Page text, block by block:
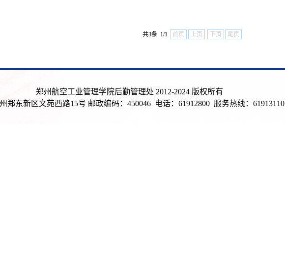
共3条 1/1 首页 上页 下页 尾页
郑州航空工业管理学院后勤管理处 2012-2024 版权所有
郑东新区文苑西路15号 邮政编码：450046 电话：61912800 服务热线：61913110